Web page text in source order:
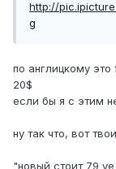
http://
g
по англицкому
20$
если бы я с этим
ну так что, вот
"новый стоит 79